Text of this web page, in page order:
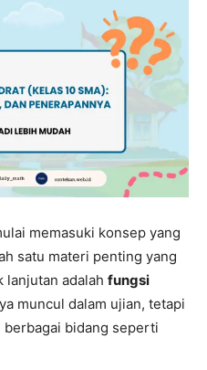
memasuki konsep yang
satu materi penting yang
lanjutan adalah fungsi
muncul dalam ujian, tetapi
berbagai bidang seperti